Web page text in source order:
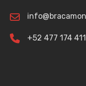
+52 477 174